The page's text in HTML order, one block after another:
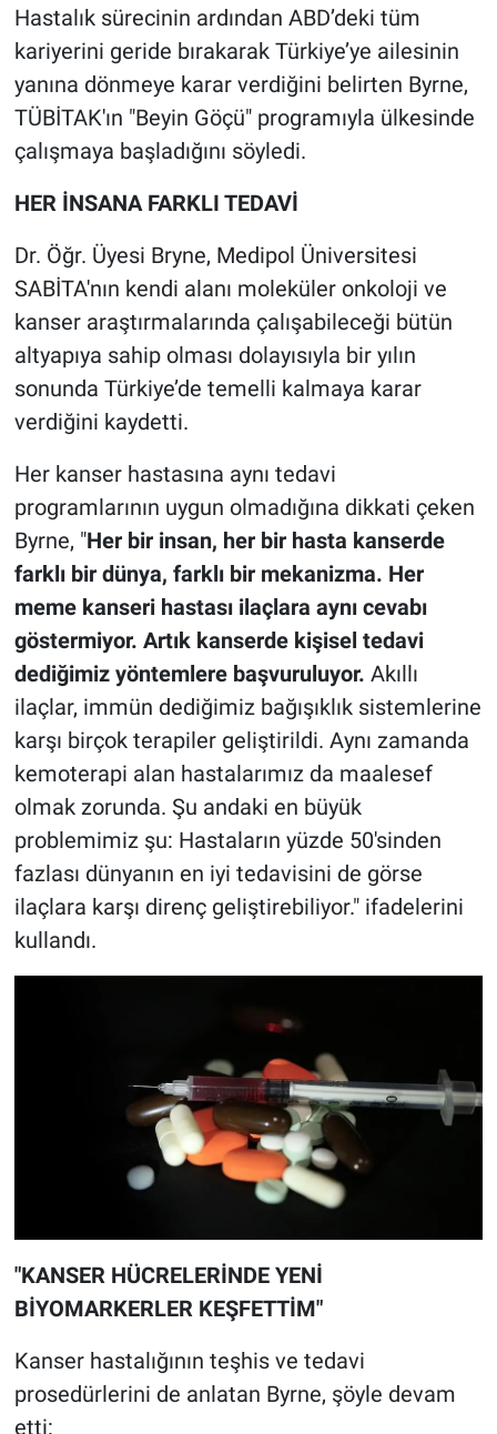
Hastalık sürecinin ardından ABD’deki tüm
kariyerini geride bırakarak Türkiye’ye ailesinin
yanına dönmeye karar verdiğini belirten Byrne,
TÜBİTAK'ın "Beyin Göçü" programıyla ülkesinde
çalışmaya başladığını söyledi.
HER İNSANA FARKLI TEDAVİ
Dr. Öğr. Üyesi Bryne, Medipol Üniversitesi
SABİTA'nın kendi alanı moleküler onkoloji ve
kanser araştırmalarında çalışabileceği bütün
altyapıya sahip olması dolayısıyla bir yılın
sonunda Türkiye’de temelli kalmaya karar
verdiğini kaydetti.
Her kanser hastasına aynı tedavi
programlarının uygun olmadığına dikkati çeken
Byrne, "Her bir insan, her bir hasta kanserde
farklı bir dünya, farklı bir mekanizma. Her
meme kanseri hastası ilaçlara aynı cevabı
göstermiyor. Artık kanserde kişisel tedavi
dediğimiz yöntemlere başvuruluyor. Akıllı
ilaçlar, immün dediğimiz bağışıklık sistemlerine
karşı birçok terapiler geliştirildi. Aynı zamanda
kemoterapi alan hastalarımız da maalesef
olmak zorunda. Şu andaki en büyük
problemimiz şu: Hastaların yüzde 50'sinden
fazlası dünyanın en iyi tedavisini de görse
ilaçlara karşı direnç geliştirebiliyor." ifadelerini
kullandı.
"KANSER HÜCRELERİNDE YENİ
BİYOMARKERLER KEŞFETTİM"
Kanser hastalığının teşhis ve tedavi
prosedürlerini de anlatan Byrne, şöyle devam
etti: